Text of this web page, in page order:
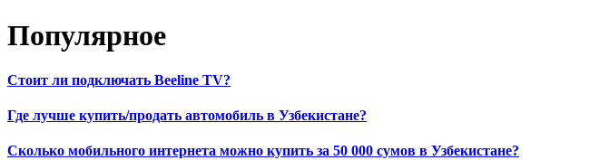
Популярное
Стоит ли подключать Beeline TV?
Где лучше купить/продать автомобиль в Узбекистане?
Сколько мобильного интернета можно купить за 50 000 сумов в Узбекистане?